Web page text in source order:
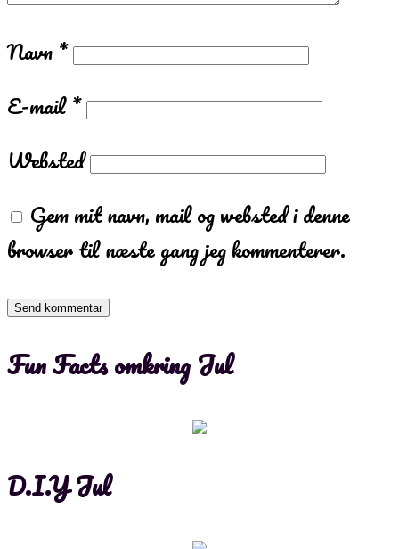
Navn *
E-mail*
Websted
Gem mit navn, mail og websted i denne
browser til næste gang jeg kommenterer.
Fun Facts omkring Jul
D.I.Y Jul